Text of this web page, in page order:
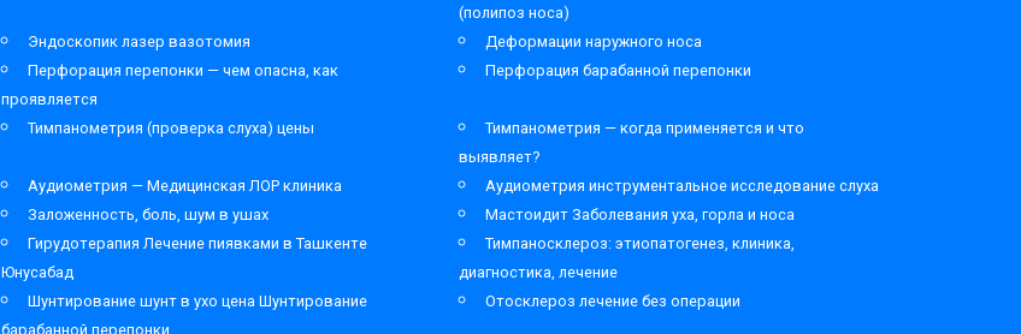
(полипоз носа)
Эндоскопик лазер вазотомия
Деформации наружного носа
Перфорация перепонки — чем опасна, как
проявляется
Перфорация барабанной перепонки
Тимпанометрия (проверка слуха) цены
Тимпанометрия — когда применяется и что
выявляет?
Аудиометрия — Медицинская ЛОР клиника
Аудиометрия инструментальное исследование слуха
Заложенность, боль, шум в ушах
Мастоидит Заболевания уха, горла и носа
Гирудотерапия Лечение пиявками в Ташкенте
Юнусабад
Тимпаносклероз: этиопатогенез, клиника,
диагностика, лечение
Шунтирование шунт в ухо цена Шунтирование
барабанной перепонки
Отосклероз лечение без операции